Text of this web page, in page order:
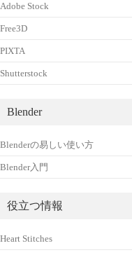
Adobe Stock
Free3D
PIXTA
Shutterstock
Blender
Blenderの易しい使い方
Blender入門
役立つ情報
Heart Stitches